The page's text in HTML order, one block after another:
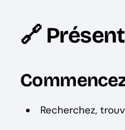
🔗
Recherchez,